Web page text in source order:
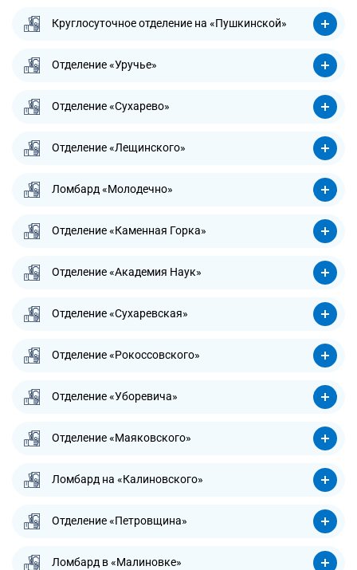
Круглосуточное отделение на «Пушкинской»
Отделение «Уручье»
Отделение «Сухарево»
Отделение «Лещинского»
Ломбард «Молодечно»
Отделение «Каменная Горка»
Отделение «Академия Наук»
Отделение «Сухаревская»
Отделение «Рокоссовского»
Отделение «Уборевича»
Отделение «Маяковского»
Ломбард на «Калиновского»
Отделение «Петровщина»
Ломбард в «Малиновке»